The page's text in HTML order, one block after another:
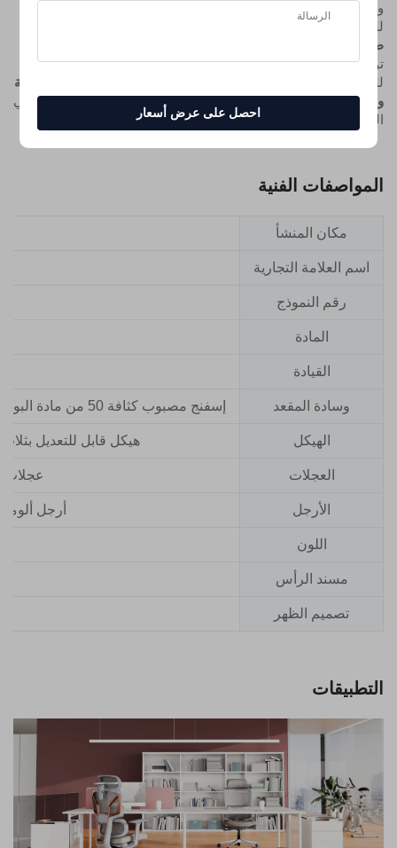
والراحة المستدامة الجلسات الغامرة.
للتنفس والمحاذاة الشخصية مثالية لأي نوع من
طويلة
توفر السلسلة ليس فقط كرسيًا، بل مجموعة من التصاميم القابلة
للتخصيص
التي تسهم بشكل فعّال في تجربة جلوس أكثر صحة وراحلة
وشخصية، أينما كان العمل أو اللعب.تقدم هذه السلسلة من الكراسي
المريحة هندسة متميزة بفضل
المواصفات الفنية
مكان المنشأ
اسم العلامة التجارية
رقم النموذج
المادة
القيادة
وسادة المقعد إسفنج مصبوب كثافة 50 من مادة البولي يوريثان / وسادة جلوس شبكية بالكامل من مادة البولي أميد + 30% زجاج مفرغة
الهيكل هيكل قابل للتعديل
العجلات عجلات بولي
الأرجل أرجل ألومنيوم عالية
اللون
مسند الرأس
تصميم الظهر
التطبيقات
احصل على عرض أسعار